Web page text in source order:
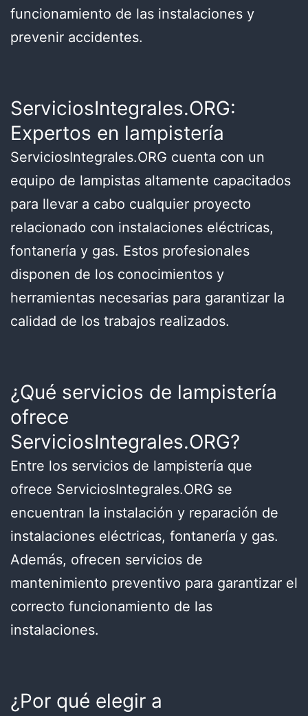
funcionamiento de las instalaciones y
prevenir accidentes.
ServiciosIntegrales.ORG:
Expertos en lampistería
ServiciosIntegrales.ORG cuenta con un
equipo de lampistas altamente capacitados
para llevar a cabo cualquier proyecto
relacionado con instalaciones eléctricas,
fontanería y gas. Estos profesionales
disponen de los conocimientos y
herramientas necesarias para garantizar la
calidad de los trabajos realizados.
¿Qué servicios de lampistería
ofrece
ServiciosIntegrales.ORG?
Entre los servicios de lampistería que
ofrece ServiciosIntegrales.ORG se
encuentran la instalación y reparación de
instalaciones eléctricas, fontanería y gas.
Además, ofrecen servicios de
mantenimiento preventivo para garantizar el
correcto funcionamiento de las
instalaciones.
¿Por qué elegir a